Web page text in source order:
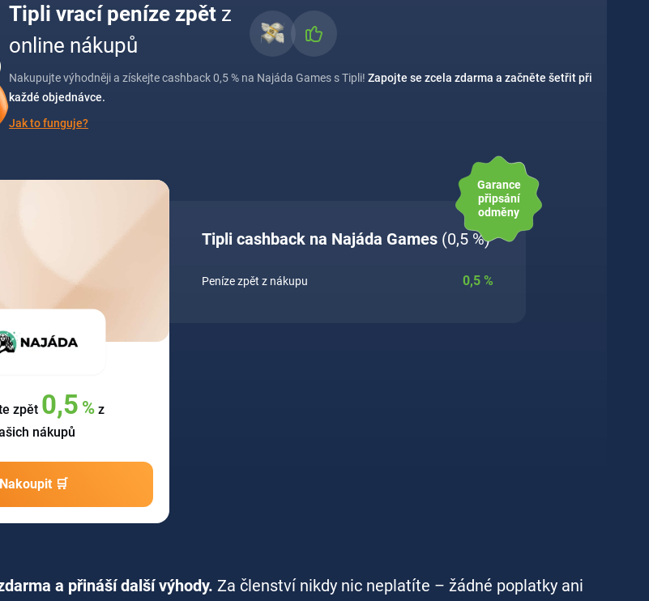
Tipli vrací peníze zpět z
online nákupů
Nakupujte výhodněji a získejte cashback 0,5 % na Najáda Games s Tipli! Zapojte se zcela zdarma a začněte šetřit při
každé objednávce.
Jak to funguje?
zpět 0,5 %z
nákupů
Nakoupit 🛒
Tipli cashback na Najáda Games (0,5 %)
Peníze zpět z nákupu 0,5 %
Garance
připsání
odměny
a přináší další výhody. Za členství nikdy nic neplatíte – žádné poplatky ani